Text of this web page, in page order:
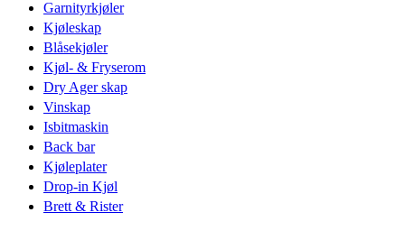
Garnityrkjøler
Kjøleskap
Blåsekjøler
Kjøl- & Fryserom
Dry Ager skap
Vinskap
Isbitmaskin
Back bar
Kjøleplater
Drop-in Kjøl
Brett & Rister